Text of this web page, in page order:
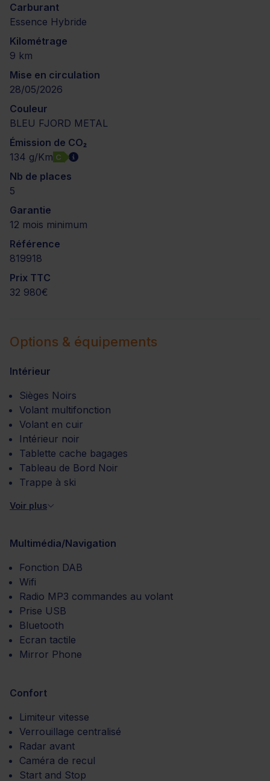
Carburant
Essence Hybride
Kilométrage
9 km
Mise en circulation
28/05/2026
Couleur
BLEU FJORD METAL
Émission de CO₂
134 g/Km C
Nb de places
5
Garantie
12 mois minimum
Référence
819918
Prix TTC
32 980€
Options & équipements
Intérieur
Sièges Noirs
Volant multifonction
Volant en cuir
Intérieur noir
Tablette cache bagages
Tableau de Bord Noir
Trappe à ski
Voir plus
Multimédia/Navigation
Fonction DAB
Wifi
Radio MP3 commandes au volant
Prise USB
Bluetooth
Ecran tactile
Mirror Phone
Confort
Limiteur vitesse
Verrouillage centralisé
Radar avant
Caméra de recul
Start and Stop